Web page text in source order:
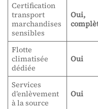
Certification
transport
marchandises
sensibles
Oui,
Flotte
climatisée
dédiée
Oui
Services
d’enlèvement
à la source
Oui